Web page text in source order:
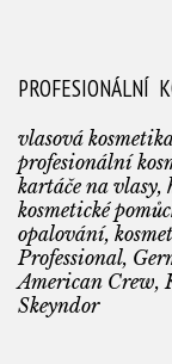
PROFESIONÁLNÍ
vlasová
profesionální
kartáče na vlasy,
kosmetické
opalování,
Professional,
American Crew,
Skeyndor